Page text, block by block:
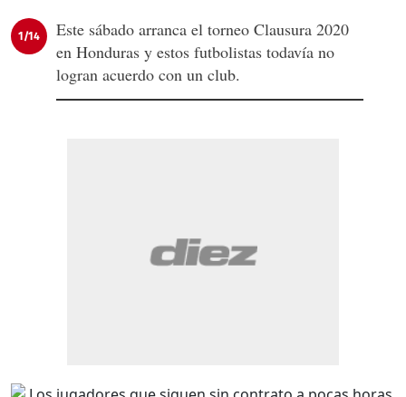
1/14
Este sábado arranca el torneo Clausura 2020
en Honduras y estos futbolistas todavía no
logran acuerdo con un club.